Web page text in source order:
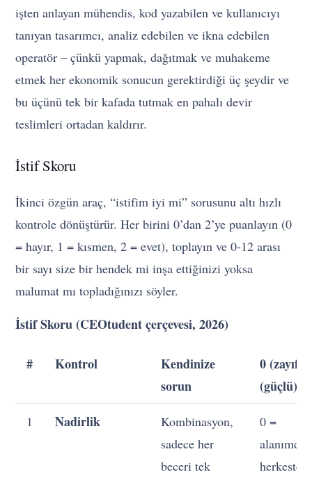
işten anlayan mühendis, kod yazabilen ve kullanıcıyı
tanıyan tasarımcı, analiz edebilen ve ikna edebilen
operatör – çünkü yapmak, dağıtmak ve muhakeme
etmek her ekonomik sonucun gerektirdiği üç şeydir ve
bu üçünü tek bir kafada tutmak en pahalı devir
teslimleri ortadan kaldırır.
İstif Skoru
İkinci özgün araç, “istifim iyi mi” sorusunu altı hızlı
kontrole dönüştürür. Her birini 0’dan 2’ye puanlayın (0
= hayır, 1 = kısmen, 2 = evet), toplayın ve 0-12 arası
bir sayı size bir hendek mi inşa ettiğinizi yoksa
malumat mı topladığınızı söyler.
İstif Skoru (CEOtudent çerçevesi, 2026)
# Kontrol
Kendinize
sorun
0 (zayıf)
(güçlü)
1 Nadirlik
Kombinasyon,
sadece her
beceri tek
0 =
herkeste